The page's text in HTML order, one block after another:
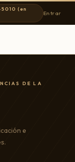
5010 (en
Entrar
DE LA
e